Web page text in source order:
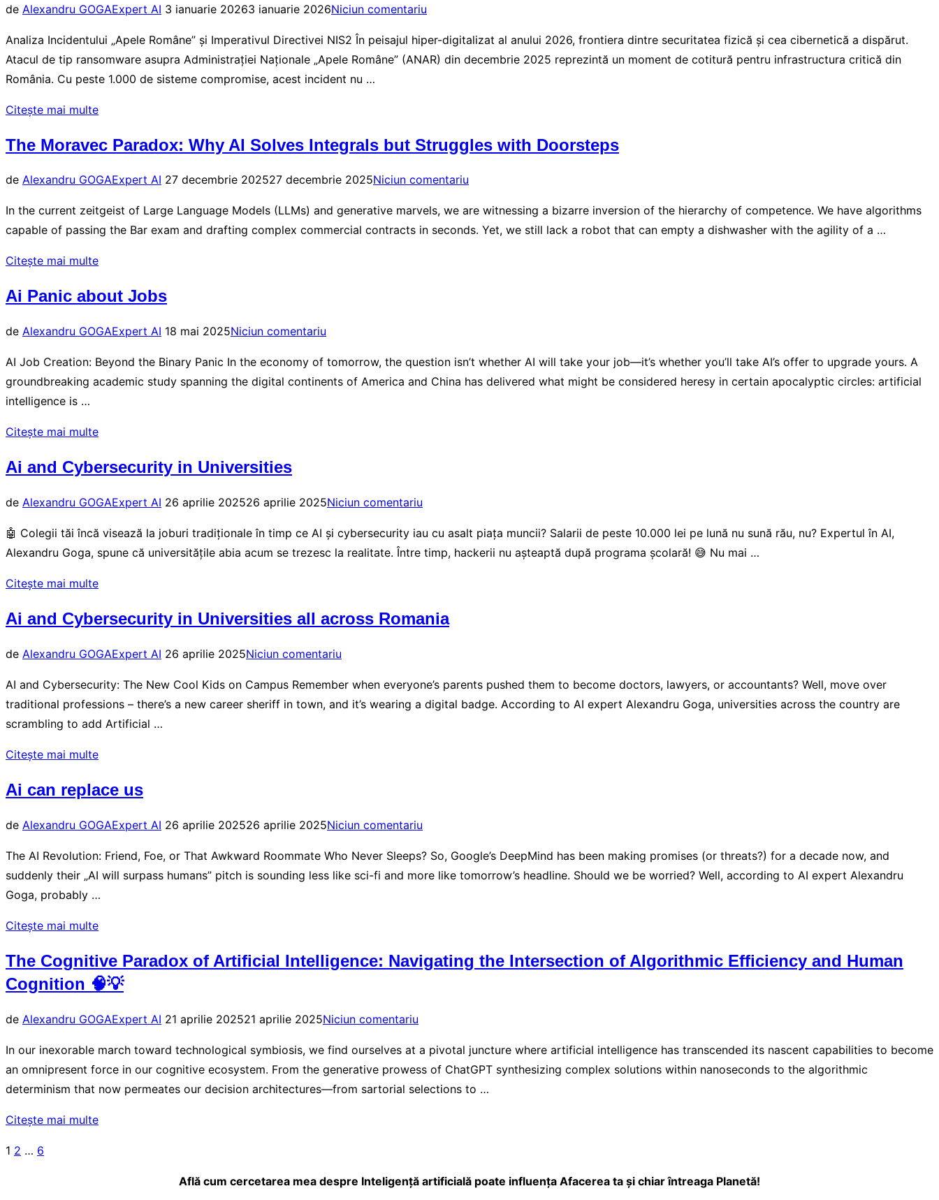
My
Desk):
Joining
COPEJI
de Alexandru GOGAExpert AI Publicat
3 ianuarie 20263 ianuarie 2026Niciun comentariu
Analiza Incidentului „Apele Române” și Imperativul Directivei NIS2 În peisajul hiper-digitalizat al anului 2026, frontiera dintre securitatea fizică și cea cibernetică a dispărut.
Atacul de tip ransomware asupra Administrației Naționale „Apele Române” (ANAR) din decembrie 2025 reprezintă un moment de cotitură pentru infrastructura critică din
România. Cu peste 1.000 de sisteme compromise, acest incident nu …
Citește mai multe„Cibersecuritatea
Era
Între
Armura
Digitală
Sabia
The Moravec Paradox: Why AI Solves Integrals but Struggles with Doorsteps
de Alexandru GOGAExpert AI Publicat
27 decembrie 202527 decembrie 2025Niciun comentariu
In the current zeitgeist of Large Language Models (LLMs) and generative marvels, we are witnessing a bizarre inversion of the hierarchy of competence. We have algorithms
capable of passing the Bar exam and drafting complex commercial contracts in seconds. Yet, we still lack a robot that can empty a dishwasher with the agility of a …
Citește mai multe„The
Paradox:
AI
Solves
Integrals
with
Ai Panic about Jobs
de Alexandru GOGAExpert AI Publicat
18 mai 2025Niciun comentariu
AI Job Creation: Beyond the Binary Panic In the economy of tomorrow, the question isn’t whether AI will take your job—it’s whether you’ll take AI’s offer to upgrade yours. A
groundbreaking academic study spanning the digital continents of America and China has delivered what might be considered heresy in certain apocalyptic circles: artificial
intelligence is …
Citește mai multe„Ai
about
Ai and Cybersecurity in Universities
de Alexandru GOGAExpert AI Publicat
26 aprilie 202526 aprilie 2025Niciun comentariu
🤖 Colegii tăi încă visează la joburi tradiționale în timp ce AI și cybersecurity iau cu asalt piața muncii? Salarii de peste 10.000 lei pe lună nu sună rău, nu? Expertul în AI,
Alexandru Goga, spune că universitățile abia acum se trezesc la realitate. Între timp, hackerii nu așteaptă după programa școlară! 😅 Nu mai …
Citește mai multe„Ai
Cybersecurity
Universities”
Ai and Cybersecurity in Universities all across Romania
de Alexandru GOGAExpert AI Publicat
26 aprilie 2025Niciun comentariu
AI and Cybersecurity: The New Cool Kids on Campus Remember when everyone’s parents pushed them to become doctors, lawyers, or accountants? Well, move over
traditional professions – there’s a new career sheriff in town, and it’s wearing a digital badge. According to AI expert Alexandru Goga, universities across the country are
scrambling to add Artificial …
Citește mai multe„Ai
Cybersecurity
Universities
all
across
Ai can replace us
de Alexandru GOGAExpert AI Publicat
26 aprilie 202526 aprilie 2025Niciun comentariu
The AI Revolution: Friend, Foe, or That Awkward Roommate Who Never Sleeps? So, Google’s DeepMind has been making promises (or threats?) for a decade now, and
suddenly their „AI will surpass humans” pitch is sounding less like sci-fi and more like tomorrow’s headline. Should we be worried? Well, according to AI expert Alexandru
Goga, probably …
Citește mai multe„Ai
replace
us”
The Cognitive Paradox of Artificial Intelligence: Navigating the Intersection of Algorithmic Efficiency and Human
Cognition 🧠💡
de Alexandru GOGAExpert AI Publicat
21 aprilie 202521 aprilie 2025Niciun comentariu
In our inexorable march toward technological symbiosis, we find ourselves at a pivotal juncture where artificial intelligence has transcended its nascent capabilities to become
an omnipresent force in our cognitive ecosystem. From the generative prowess of ChatGPT synthesizing complex solutions within nanoseconds to the algorithmic
determinism that now permeates our decision architectures—from sartorial selections to …
Citește mai multe„The
Paginație
1 2 … 6
Află cum cercetarea mea despre Inteligență artificială poate influența Afacerea ta și chiar întreaga Planetă!